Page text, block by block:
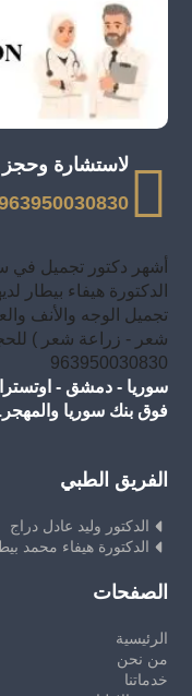
لاستشارة
أشهر دكتور تجميل في
الدكتورة هيفاء
تجميل الوجه والأنف
شعر - زراعة شعر )
963950030830
سوريا - دمشق -
فوق بنك سوريا والمهجر.
الفريق الطبي
الدكتور وليد عادل دراج
الدكتورة هيفاء محمد
الصفحات
الرئيسية
من نحن
خدماتنا